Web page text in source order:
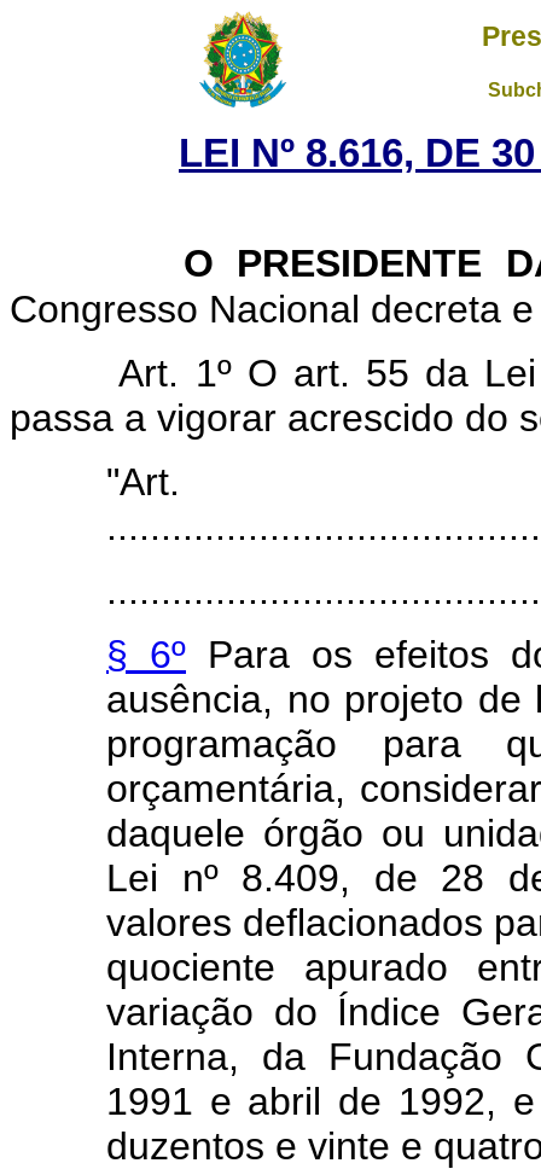
LEI Nº 8.616, DE
O PRESIDENTE
Congresso Nacional decreta
Art. 1º O art. 55 da
passa a vigorar acrescido do
§ 6º Para os efeitos
ausência, no projeto
programação para
orçamentária,
daquele órgão ou
Lei nº 8.409, de 28
valores deflacionados
quociente apurado
variação do Índice
Interna, da Fundação
1991 e abril de 1992,
duzentos e vinte e